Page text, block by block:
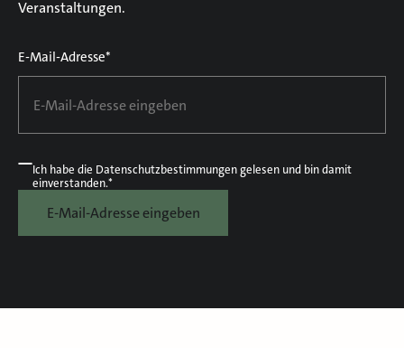
Veranstaltungen.
E-Mail-Adresse*
Ich habe die Datenschutzbestimmungengelesen und bin damit
einverstanden.*
E-Mail-Adresse eingeben